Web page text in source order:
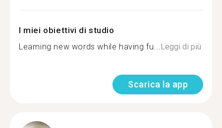
I miei obiettivi di studio
Learning new words while having fu...Leggi di più
Scarica la app